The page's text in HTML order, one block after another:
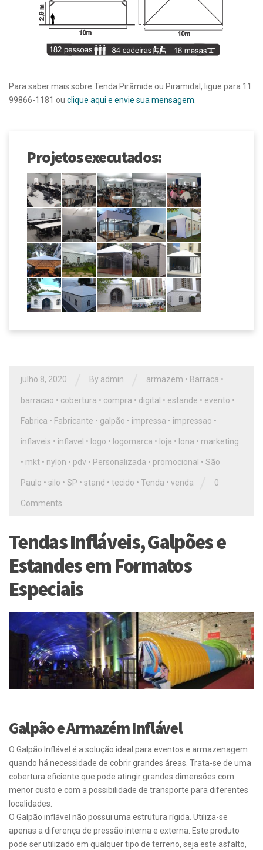
Para saber mais sobre Tenda Pirâmide ou Piramidal, ligue para 11
99866-1181 ou clique aqui e envie sua mensagem
Projetos executados:
julho 8, 2020 By admin armazem • Barraca •
barracao • cobertura • compra • digital • estande • evento •
Fabrica • Fabricante • galpão • impressa • impressao •
inflaveis • inflavel • logo • logomarca • loja • lona • marketing
• mkt • nylon • pdv • Personalizada • promocional • São
Paulo • silo • SP • stand • tecido • Tenda • venda 0
Comments
Tendas Infláveis, Galpões e
Estandes em Formatos
Especiais
Galpão e Armazém Inflável
O Galpão Inflável é a solução ideal para eventos e armazenagem
quando há necessidade de cobrir grandes áreas. Trata-se de uma
cobertura eficiente que pode atingir grandes dimensões com
menor custo e com a possibilidade de transporte para diferentes
localidades.
O Galpão inflável não possui uma estrutura rígida. Utiliza-se
apenas a diferença de pressão interna e externa. Este produto
pode ser utilizado em qualquer tipo de terreno, seja este asfalto,